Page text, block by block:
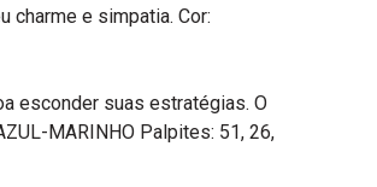
charme e simpatia. Cor:
esconder suas estratégias. O
MARINHO Palpites: 51, 26,